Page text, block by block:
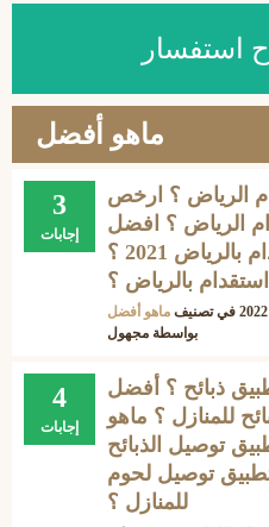
استفسار
ماهو أفضل
3
إجابات
الرياض ؟ ارخص
الرياض ؟ افضل
مكتب استقدام بالرياض 2021 ؟
بالرياض ؟
في تصنيف ماهو أفضل
بواسطة مجهول
4
إجابات
ذبائح ؟ أفضل
للمنازل ؟ ماهو
توصيل الذبائح
توصيل لحوم
للمنازل ؟